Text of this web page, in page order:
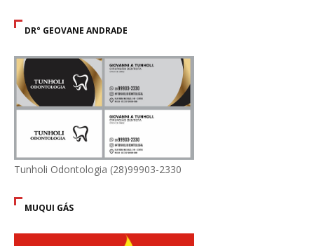
DR° GEOVANE ANDRADE
Tunholi Odontologia (28)99903-2330
MUQUI GÁS